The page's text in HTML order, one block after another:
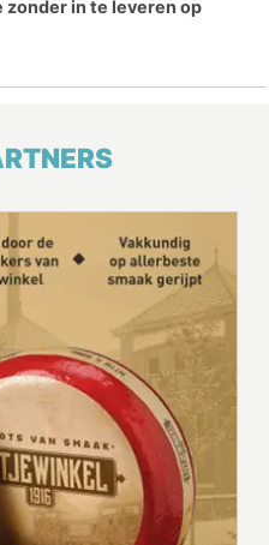
zonder in te leveren op